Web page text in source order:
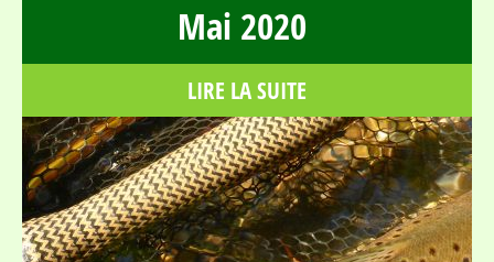
Mai 2020
LIRE LA SUITE